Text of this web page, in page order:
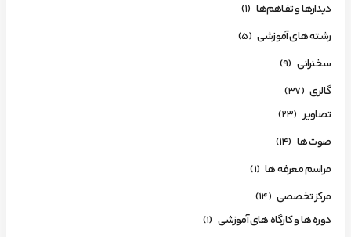
دیدارها و تفاهم‌ها (1)
رشته های آموزشی (5)
سخنرانی (9)
گالری (37)
تصاویر (23)
صوت ها (14)
مراسم معرفه ها (1)
مرکز تخصصی (14)
دوره ها و کارگاه های آموزشی (1)